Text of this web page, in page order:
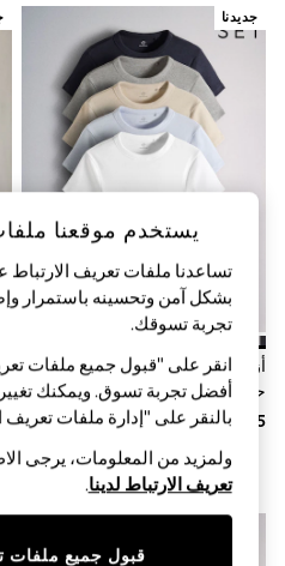
Jumpsuits & Playsuits
Shorts & Skirts
Sun Safe
Sun Hats & Caps
Sunglasses
Women's Holiday Shop
Women's Travel Styles
Dresses
Linen Collection
Tops & T-Shirts
Cover Ups & Kaftans
Sandals
Swimwear
Jumpsuits & Playsuits
Beachwear
Skirts
Trousers
Sunglasses
Sun Hats & Caps
Resort Styles
Boys' Holiday Shop
Boys' Travel Styles
Sunset Styles
Linen Collection
جديدنا
أزرق/كحلي/رمادي/محايد/أبيض -
حزمة من 5 تيشرتات مضلعة بكُم
قصير من The Set
يستخدم موقعنا
تساعدنا ملفات تعريف
بشكل آمن وتحسينه باستمرار
تجربة تسوقك.‏
انقر على "قبول جميع ملفات
أفضل تجربة تسوق. ويمكنك
بالنقر على "إدارة ملفات تعريف
ولمزيد من المعلومات، يرجى
تعريف الارتباط لدينا.
قبول جميع ملفات